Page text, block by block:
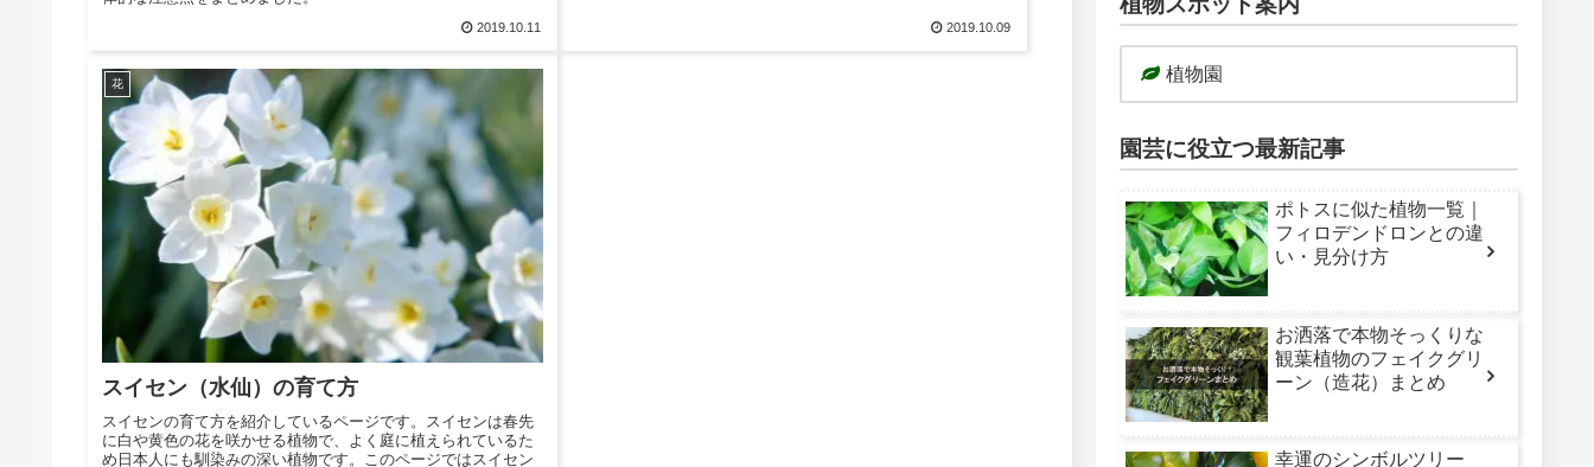
2019.10.11 2019.10.09
花
スイセン（水仙）の育て方
スイセンの育て方を紹介しているページです。スイセンは春先
に白や黄色の花を咲かせる植物で、よく庭に植えられているた
め日本人にも馴染みの深い植物です。このページではスイセン
植物園
園芸に役立つ最新記事
ポトスに似た植物一覧｜
フィロデンドロンとの違
い・見分け方
お洒落で本物そっくりな
観葉植物のフェイクグリ
ーン（造花）まとめ
幸運のシンボルツリー